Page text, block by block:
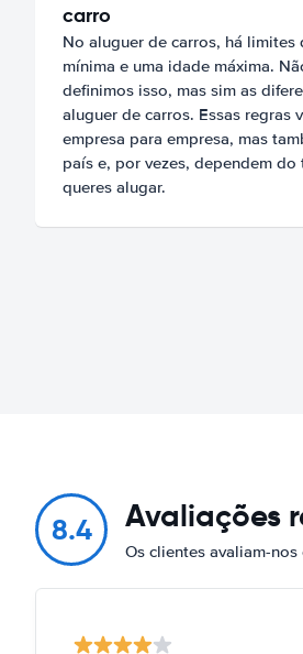
carro
No aluguer de carros, há limites
mínima e uma idade máxima.
definimos isso, mas sim as
aluguer de carros. Essas regras
empresa para empresa, mas
país e, por vezes, dependem
queres alugar.
8.4 Avaliações
Os clientes avaliam-nos